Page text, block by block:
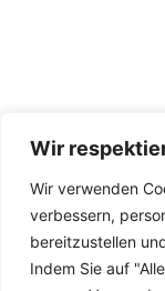
Wir
Wir verwenden
verbessern,
bereitzustellen
Indem Sie auf